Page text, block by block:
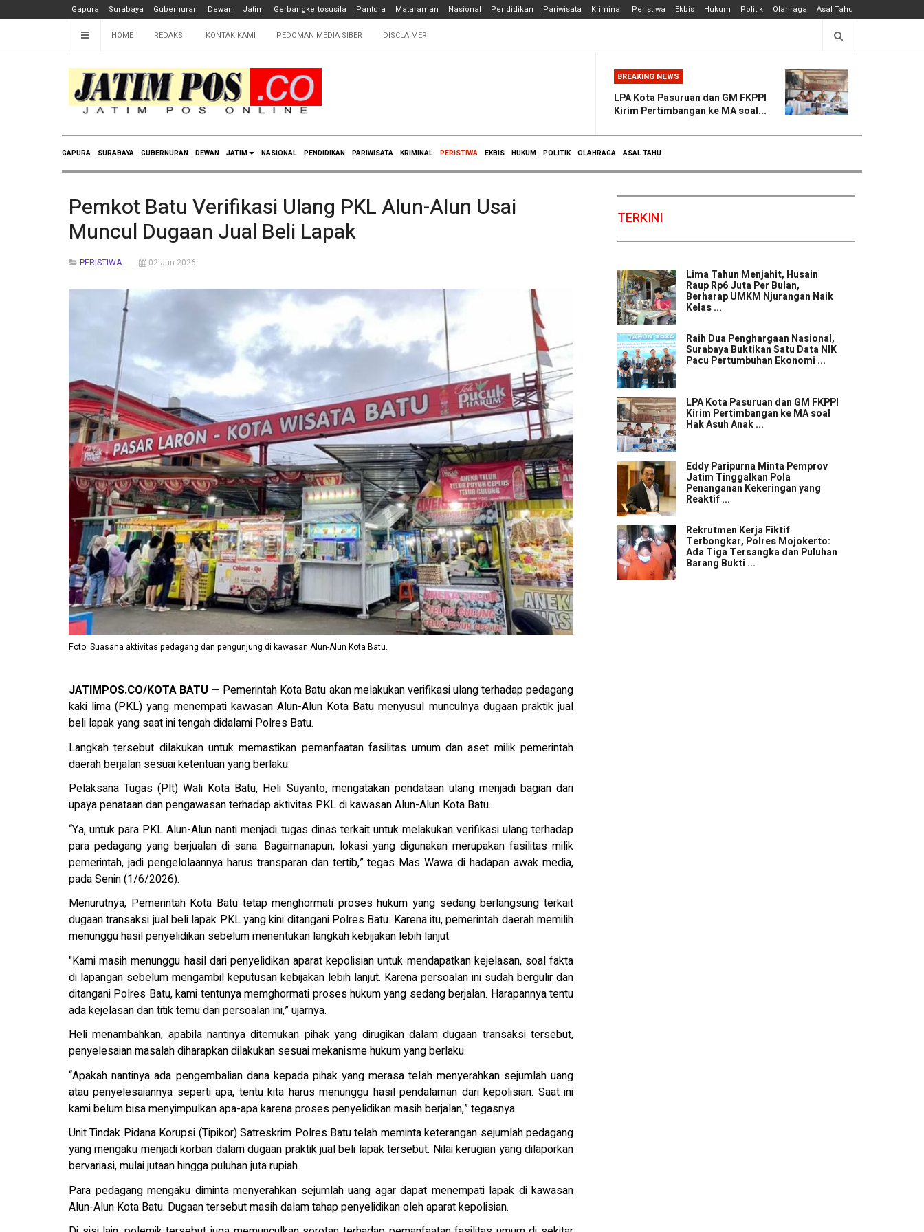
Gapura Surabaya Gubernuran Dewan Jatim Gerbangkertosusila Pantura Mataraman Nasional Pendidikan Pariwisata Kriminal Peristiwa Ekbis Hukum Politik Olahraga Asal Tahu
HOME REDAKSI KONTAK KAMI PEDOMAN MEDIA SIBER DISCLAIMER
BREAKING NEWS
LPA Kota Pasuruan dan GM FKPPI
Kirim Pertimbangan ke MA soal...
GAPURA SURABAYA GUBERNURAN DEWAN JATIM NASIONAL PENDIDIKAN PARIWISATA KRIMINAL PERISTIWA EKBIS HUKUM POLITIK OLAHRAGA ASAL TAHU
Pemkot Batu Verifikasi Ulang PKL Alun-Alun Usai
Muncul Dugaan Jual Beli Lapak
PERISTIWA 02 Jun 2026
Foto: Suasana aktivitas pedagang dan pengunjung di kawasan Alun-Alun Kota Batu.
JATIMPOS.CO/KOTA BATU — Pemerintah Kota Batu akan melakukan verifikasi ulang terhadap pedagang
kaki lima (PKL) yang menempati kawasan Alun-Alun Kota Batu menyusul munculnya dugaan praktik jual
beli lapak yang saat ini tengah didalami Polres Batu.
Langkah tersebut dilakukan untuk memastikan pemanfaatan fasilitas umum dan aset milik pemerintah
daerah berjalan sesuai ketentuan yang berlaku.
Pelaksana Tugas (Plt) Wali Kota Batu, Heli Suyanto, mengatakan pendataan ulang menjadi bagian dari
upaya penataan dan pengawasan terhadap aktivitas PKL di kawasan Alun-Alun Kota Batu.
“Ya, untuk para PKL Alun-Alun nanti menjadi tugas dinas terkait untuk melakukan verifikasi ulang terhadap
para pedagang yang berjualan di sana. Bagaimanapun, lokasi yang digunakan merupakan fasilitas milik
pemerintah, jadi pengelolaannya harus transparan dan tertib,” tegas Mas Wawa di hadapan awak media,
pada Senin (1/6/2026).
Menurutnya, Pemerintah Kota Batu tetap menghormati proses hukum yang sedang berlangsung terkait
dugaan transaksi jual beli lapak PKL yang kini ditangani Polres Batu. Karena itu, pemerintah daerah memilih
menunggu hasil penyelidikan sebelum menentukan langkah kebijakan lebih lanjut.
"Kami masih menunggu hasil dari penyelidikan aparat kepolisian untuk mendapatkan kejelasan, soal fakta
di lapangan sebelum mengambil keputusan kebijakan lebih lanjut. Karena persoalan ini sudah bergulir dan
ditangani Polres Batu, kami tentunya memghormati proses hukum yang sedang berjalan. Harapannya tentu
ada kejelasan dan titik temu dari persoalan ini,” ujarnya.
Heli menambahkan, apabila nantinya ditemukan pihak yang dirugikan dalam dugaan transaksi tersebut,
penyelesaian masalah diharapkan dilakukan sesuai mekanisme hukum yang berlaku.
“Apakah nantinya ada pengembalian dana kepada pihak yang merasa telah menyerahkan sejumlah uang
atau penyelesaiannya seperti apa, tentu kita harus menunggu hasil pendalaman dari kepolisian. Saat ini
kami belum bisa menyimpulkan apa-apa karena proses penyelidikan masih berjalan,” tegasnya.
Unit Tindak Pidana Korupsi (Tipikor) Satreskrim Polres Batu telah meminta keterangan sejumlah pedagang
yang mengaku menjadi korban dalam dugaan praktik jual beli lapak tersebut. Nilai kerugian yang dilaporkan
bervariasi, mulai jutaan hingga puluhan juta rupiah.
Para pedagang mengaku diminta menyerahkan sejumlah uang agar dapat menempati lapak di kawasan
Alun-Alun Kota Batu. Dugaan tersebut masih dalam tahap penyelidikan oleh aparat kepolisian.
TERKINI
Lima Tahun Menjahit, Husain
Raup Rp6 Juta Per Bulan,
Berharap UMKM Njurangan Naik
Kelas ...
Raih Dua Penghargaan Nasional,
Surabaya Buktikan Satu Data NIK
Pacu Pertumbuhan Ekonomi ...
LPA Kota Pasuruan dan GM FKPPI
Kirim Pertimbangan ke MA soal
Hak Asuh Anak ...
Eddy Paripurna Minta Pemprov
Jatim Tinggalkan Pola
Penanganan Kekeringan yang
Reaktif ...
Rekrutmen Kerja Fiktif
Terbongkar, Polres Mojokerto:
Ada Tiga Tersangka dan Puluhan
Barang Bukti ...